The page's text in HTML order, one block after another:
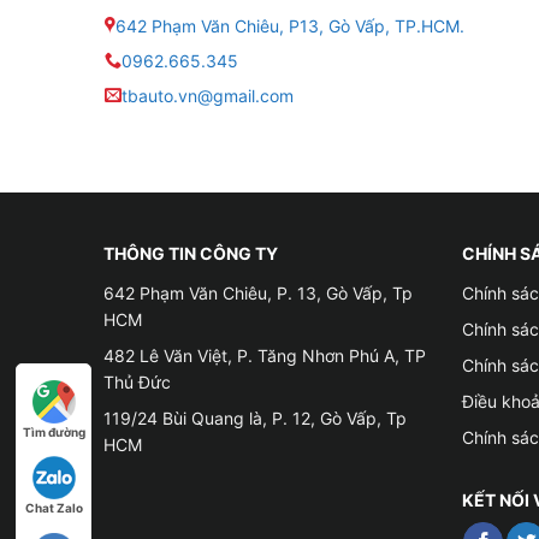
● Main: 8*2.0Hz
● Độ phân giải: 1280*720px
● Trợ lý ảo Kiki: Hỗ trợ điều khiển giọng nói
● Tích hợp bản đồ: Google Maps, Navitel,
● Cổng kết nối USB, AV-in, cổng camera lùi,
● Hỗ trợ CarPlay/Android Auto Có, hỗ trợ kết
642 Phạm Văn Chiêu, P13, Gò Vấp, TP.HCM.
0962.665.345
tbauto.vn@gmail.com
THÔNG TIN CÔNG TY
642 Phạm Văn Chiêu, P. 13, Gò Vấp, Tp
HCM
482 Lê Văn Việt, P. Tăng Nhơn Phú A, TP
Thủ Đức
119/24 Bùi Quang là, P. 12, Gò Vấp, Tp
HCM
CHÍNH
Chính
Chính
Chính
Điều
Chính
KẾT NỐI
Tìm đường
Chat Zalo